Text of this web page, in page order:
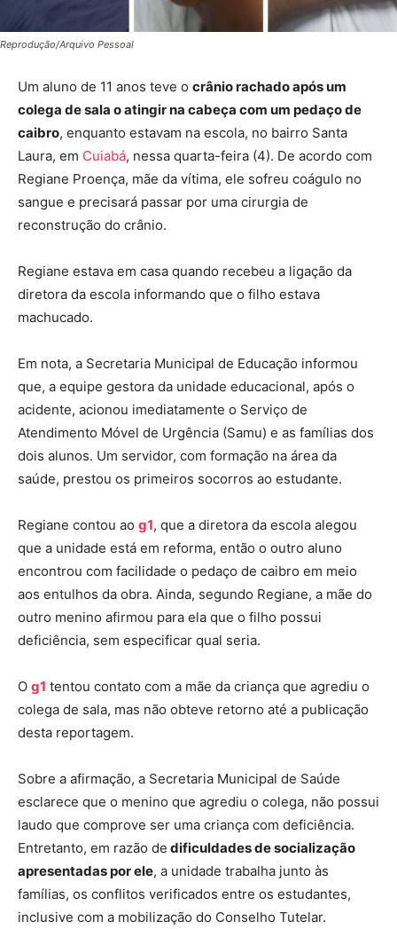
Reprodução/Arquivo Pessoal
Um aluno de 11 anos teve o crânio rachado após um
colega de sala o atingir na cabeça com um pedaço de
caibro, enquanto estavam na escola, no bairro Santa
Laura, em Cuiabá, nessa quarta-feira (4). De acordo com
Regiane Proença, mãe da vítima, ele sofreu coágulo no
sangue e precisará passar por uma cirurgia de
reconstrução do crânio.
Regiane estava em casa quando recebeu a ligação da
diretora da escola informando que o filho estava
machucado.
Em nota, a Secretaria Municipal de Educação informou
que, a equipe gestora da unidade educacional, após o
acidente, acionou imediatamente o Serviço de
Atendimento Móvel de Urgência (Samu) e as famílias dos
dois alunos. Um servidor, com formação na área da
saúde, prestou os primeiros socorros ao estudante.
Regiane contou ao g1, que a diretora da escola alegou
que a unidade está em reforma, então o outro aluno
encontrou com facilidade o pedaço de caibro em meio
aos entulhos da obra. Ainda, segundo Regiane, a mãe do
outro menino afirmou para ela que o filho possui
deficiência, sem especificar qual seria.
O g1 tentou contato com a mãe da criança que agrediu o
colega de sala, mas não obteve retorno até a publicação
desta reportagem.
Sobre a afirmação, a Secretaria Municipal de Saúde
esclarece que o menino que agrediu o colega, não possui
laudo que comprove ser uma criança com deficiência.
Entretanto, em razão de dificuldades de socialização
apresentadas por ele, a unidade trabalha junto às
famílias, os conflitos verificados entre os estudantes,
inclusive com a mobilização do Conselho Tutelar.